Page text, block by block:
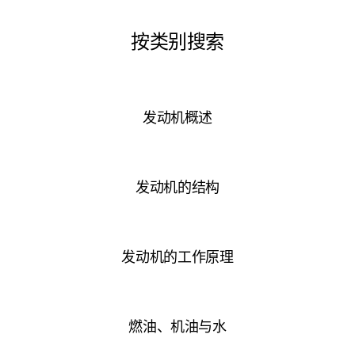
按类别搜索
发动机概述
发动机的结构
发动机的工作原理
燃油、机油与水